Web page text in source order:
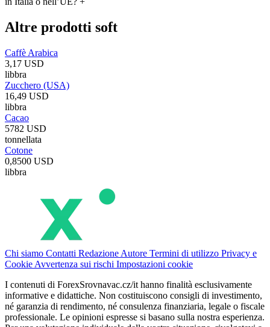
Altre prodotti soft
Caffè Arabica
3,17 USD
libbra
Zucchero (USA)
16,49 USD
libbra
Cacao
5782 USD
tonnellata
Cotone
0,8500 USD
libbra
Chi siamo Contatti Redazione Autore Termini di utilizzo Privacy e
Cookie Avvertenza sui rischi Impostazioni cookie
I contenuti di ForexSrovnavac.cz/it hanno finalità esclusivamente
informative e didattiche. Non costituiscono consigli di investimento,
né garanzia di rendimento, né consulenza finanziaria, legale o fiscale
professionale. Le opinioni espresse si basano sulla nostra esperienza.